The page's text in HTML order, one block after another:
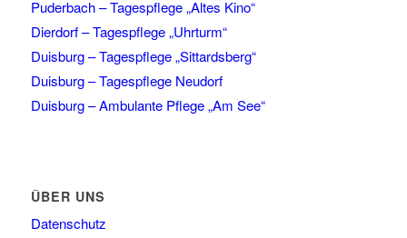
Puderbach – Tagespflege „Altes Kino“
Dierdorf – Tagespflege „Uhrturm“
Duisburg – Tagespflege „Sittardsberg“
Duisburg – Tagespflege Neudorf
Duisburg – Ambulante Pflege „Am See“
ÜBER UNS
Datenschutz